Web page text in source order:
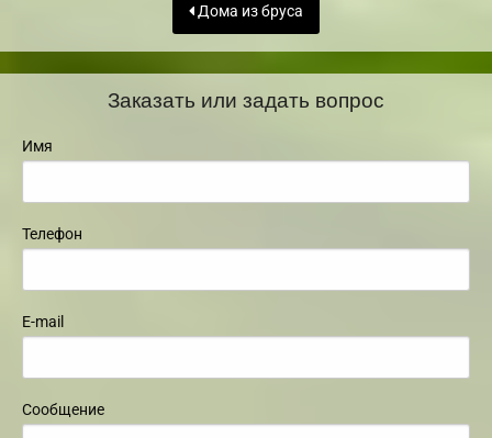
Дома из бруса
Заказать или задать вопрос
Имя
Телефон
E-mail
Сообщение